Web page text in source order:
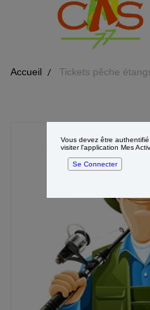
Vous devez être
visiter l'application Mes
Se Connecter
Accueil Tickets pêche